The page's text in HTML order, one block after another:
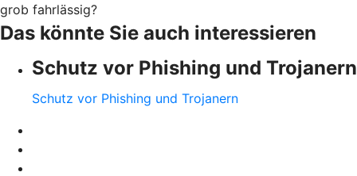
grob fahrlässig?
Das könnte Sie auch interessieren
Schutz vor Phishing und Trojanern
Schutz vor Phishing und Trojanern